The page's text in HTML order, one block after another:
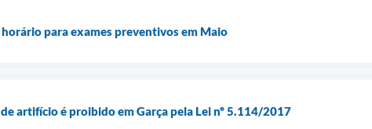
para exames preventivos em Maio
artifício é proibido em Garça pela Lei nº 5.114/2017